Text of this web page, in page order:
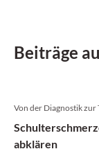
Beiträge
Von der Diagnostik zur
abklären